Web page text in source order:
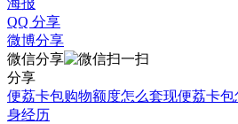
QQ 分享
微博分享
微信分享
分享
便荔卡包购物额度怎么套现便荔卡包
身经历